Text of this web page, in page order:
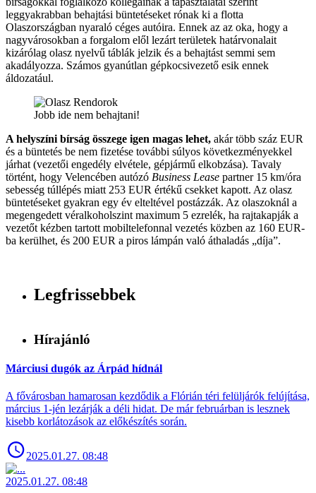
leggyakrabban behajtási büntetéseket rónak ki a flotta
Olaszországban nyaraló céges autóira. Ennek az az oka, hogy a
nagyvárosokban a forgalom elől lezárt területek határvonalait
kizárólag olasz nyelvű táblák jelzik és a behajtást semmi sem
akadályozza. Számos gyanútlan gépkocsivezető esik ennek
áldozatául.
Jobb ide nem behajtani!
A helyszíni bírság összege igen magas lehet, akár több száz EUR
és a büntetés be nem fizetése további súlyos következményekkel
járhat (vezetői engedély elvétele, gépjármű elkobzása). Tavaly
történt, hogy Velencében autózó Business Lease partner 15 km/óra
sebesség túllépés miatt 253 EUR értékű csekket kapott. Az olasz
büntetéseket gyakran egy év elteltével postázzák. Az olaszoknál a
megengedett véralkoholszint maximum 5 ezrelék, ha rajtakapják a
vezetőt kézben tartott mobiltelefonnal vezetés közben az 160 EUR-
ba kerülhet, és 200 EUR a piros lámpán való áthaladás „díja”.
Legfrissebbek
Hírajánló
Márciusi dugók az Árpád hídnál
A fővárosban hamarosan kezdődik a Flórián téri felüljárók felújítása,
március 1-jén lezárják a déli hidat. De már februárban is lesznek
kisebb korlátozások az előkészítés során.
2025.01.27. 08:48
2025.01.27. 08:48